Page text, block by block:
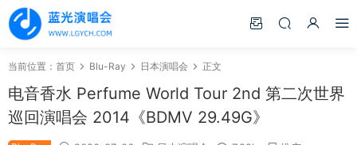
当前位置： 首页 Blu-Ray 日本演唱会 正文
电音香水 Perfume World Tour 2nd 第二次世界
巡回演唱会 2014《BDMV 29.49G》